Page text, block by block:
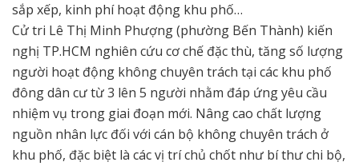
sắp xếp, kinh phí hoạt động khu phố…
Cử tri Lê Thị Minh Phượng (phường Bến Thành) kiến
nghị TP.HCM nghiên cứu cơ chế đặc thù, tăng số lượng
người hoạt động không chuyên trách tại các khu phố
đông dân cư từ 3 lên 5 người nhằm đáp ứng yêu cầu
nhiệm vụ trong giai đoạn mới. Nâng cao chất lượng
nguồn nhân lực đối với cán bộ không chuyên trách ở
khu phố, đặc biệt là các vị trí chủ chốt như bí thư chi bộ,